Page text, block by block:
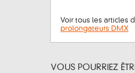
Voir tous les articles
prolongateurs DMX
VOUS POURRIEZ